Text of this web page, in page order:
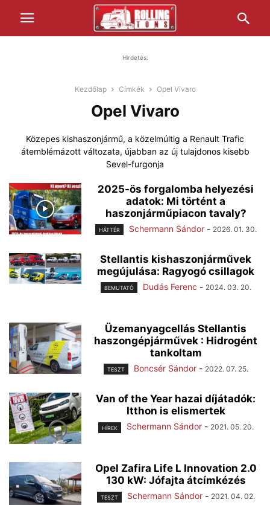
Hirdetés:
Kezdőlap Címkék Opel Vivaro
Opel Vivaro
Közepes kishaszonjármű, a közelmúltig a Renault Trafic
átemblémázott változata, újabban az új tulajdonos kisebb
Sevel-furgonja
2025-ös forgalomba helyezési
adatok: Mi történt a
haszonjárműpiacon tavaly?
HÁTTÉR Schermann Sándor - 2026. 01. 30.
Stellantis kishaszonjárművek
megújulása: Ragyogó csillagok
BEMUTATÓ Dudás Ferenc - 2024. 03. 20.
Üzemanyagcellás Stellantis
haszongépjárművek : Hidrogént
tankoltam
TESZT Boncsér Sándor - 2022. 07. 25.
Van of the Year hazai díjátadók:
Itthon is elismertek
HÍREK Schermann Sándor - 2021. 05. 20.
Opel Zafira Life L Innovation 2.0
130 kW: Jófajta átcímkézés
TESZT Schermann Sándor - 2021. 04. 02.